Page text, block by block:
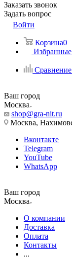
Заказать звонок
Задать вопрос
Войти
Корзина0
Сравнение
Ваш город
Москва
shop@gra-nit.ru
Москва,
Вконтакте
Telegram
YouTube
WhatsApp
Ваш город
Москва
О компании
Доставка
Оплата
Контакты
...